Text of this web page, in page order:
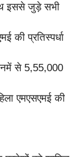
इससे जुड़े सभी
की प्रतिस्पर्धा
से 5,55,000
एमएसएमई की